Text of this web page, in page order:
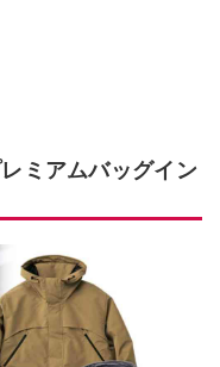
ミアムバッグイン